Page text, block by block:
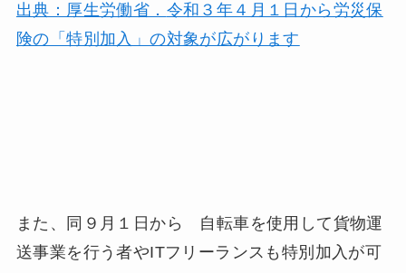
出典：厚生労働省． 令和３年４月１日から労災保
険の「特別加入」の対象が広がります
また、同９月１日から 自転車を使用して貨物運
送事業を行う者やITフリーランスも特別加入が可